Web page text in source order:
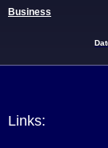
Business
Links: